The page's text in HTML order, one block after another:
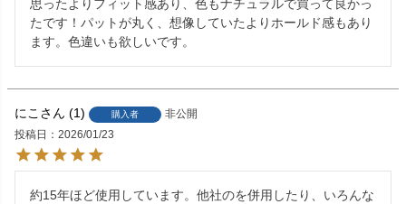
思ったよりフィット感あり、色もナチュラルで買って良かっ
たです！パットが丸く、想像していたよりホールド感もあり
ます。色違いも欲しいです。
にこ 1 購入者
非公開
投稿日
2026/01/23
約15年ほど使用しています。他社のを併用したり、いろんな